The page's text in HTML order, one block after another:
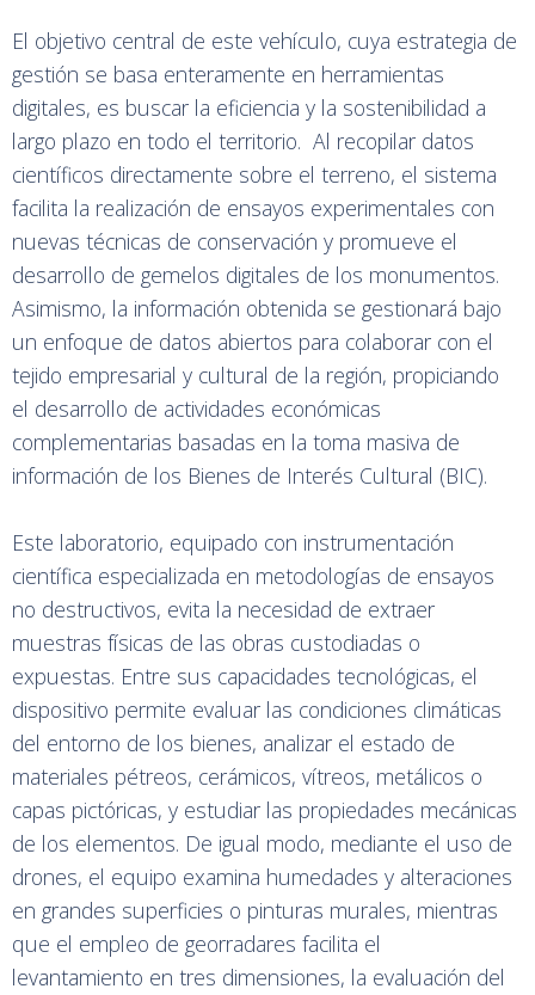
El objetivo central de este vehículo, cuya estrategia de
gestión se basa enteramente en herramientas
digitales, es buscar la eficiencia y la sostenibilidad a
largo plazo en todo el territorio. Al recopilar datos
científicos directamente sobre el terreno, el sistema
facilita la realización de ensayos experimentales con
nuevas técnicas de conservación y promueve el
desarrollo de gemelos digitales de los monumentos.
Asimismo, la información obtenida se gestionará bajo
un enfoque de datos abiertos para colaborar con el
tejido empresarial y cultural de la región, propiciando
el desarrollo de actividades económicas
complementarias basadas en la toma masiva de
información de los Bienes de Interés Cultural (BIC).
Este laboratorio, equipado con instrumentación
científica especializada en metodologías de ensayos
no destructivos, evita la necesidad de extraer
muestras físicas de las obras custodiadas o
expuestas. Entre sus capacidades tecnológicas, el
dispositivo permite evaluar las condiciones climáticas
del entorno de los bienes, analizar el estado de
materiales pétreos, cerámicos, vítreos, metálicos o
capas pictóricas, y estudiar las propiedades mecánicas
de los elementos. De igual modo, mediante el uso de
drones, el equipo examina humedades y alteraciones
en grandes superficies o pinturas murales, mientras
que el empleo de georradares facilita el
levantamiento en tres dimensiones, la evaluación del